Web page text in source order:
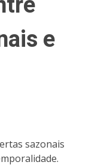
e
sazonais